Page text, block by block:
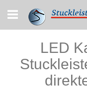
to
Content
LED